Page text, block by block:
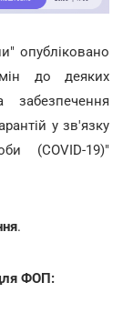
опубліковано
до деяких
забезпечення
у зв'язку
(COVID-19)"
.
ФОП: